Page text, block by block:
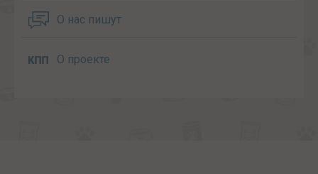
О нас пишут
О проекте